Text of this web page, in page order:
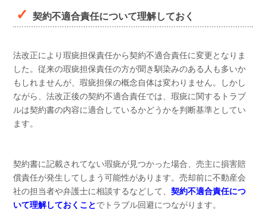
契約不適合責任について理解しておく
法改正により瑕疵担保責任から契約不適合責任に変更となりま
した。従来の瑕疵担保責任の方が聞き馴染みのある人も多いか
もしれませんが、瑕疵担保の概念自体は変わりません。しかし
ながら、法改正後の契約不適合責任では、瑕疵に関するトラブ
ルは契約書の内容に適合しているかどうかを判断基準としてい
ます。
契約書に記載されてない瑕疵が見つかった場合、売主に損害賠
償責任が発生してしまう可能性があります。売却前に不動産会
社の担当者や弁護士に相談するなどして、 契約不適合責任につ
いて理解しておくことでトラブル回避につながります。